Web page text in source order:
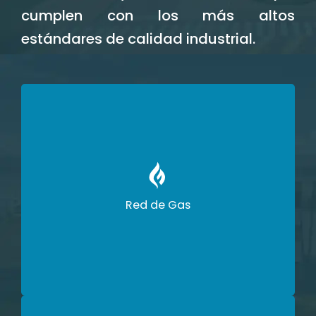
cumplen con los más altos
estándares de calidad industrial.
Red de Gas
El parque cuenta con una red de gas
natural con una demanda total
proyectada de 49.000 m³/mes (etapa